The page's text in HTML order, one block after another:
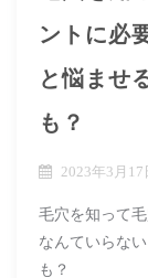
ントに必
と悩ませ
も？
2023年3月17
毛穴を知って
なんていらな
も？